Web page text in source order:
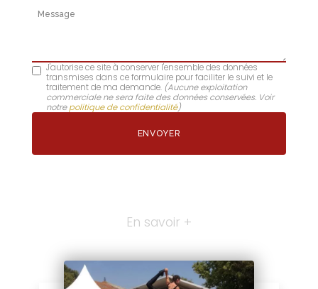
Message
J'autorise ce site à conserver l'ensemble des données
transmises dans ce formulaire pour faciliter le suivi et le
traitement de ma demande. (Aucune exploitation
commerciale ne sera faite des données conservées. Voir
notrepolitique de confidentialité)
En savoir +